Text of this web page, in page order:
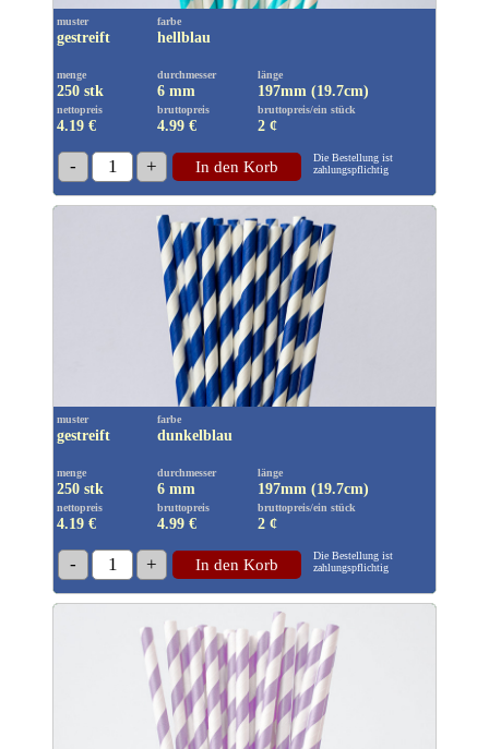
muster
gestreift
farbe
hellblau
menge
250 stk
durchmesser
6 mm
länge
197mm (19.7cm)
nettopreis
4.19 €
bruttopreis
4.99 €
bruttopreis/ein stück
2 ¢
- 1 + In den Korb
Die Bestellung ist
zahlungspflichtig
muster
gestreift
farbe
dunkelblau
menge
250 stk
durchmesser
6 mm
länge
197mm (19.7cm)
nettopreis
4.19 €
bruttopreis
4.99 €
bruttopreis/ein stück
2 ¢
- 1 + In den Korb
Die Bestellung ist
zahlungspflichtig